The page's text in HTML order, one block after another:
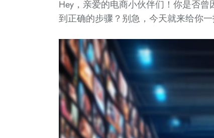
Hey，亲爱的电商小伙伴们！你是否曾
到正确的步骤？别急，今天就来给你